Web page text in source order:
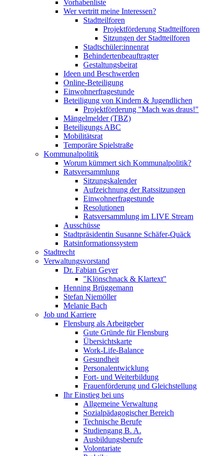
Vorhabenliste
Wer vertritt meine Interessen?
Stadtteilforen
Projektförderung Stadtteilforen
Sitzungen der Stadtteilforen
Stadtschüler:innenrat
Behindertenbeauftragter
Gestaltungsbeirat
Ideen und Beschwerden
Online-Beteiligung
Einwohnerfragestunde
Beteiligung von Kindern & Jugendlichen
Projektförderung "Mach was draus!"
Mängelmelder (TBZ)
Beteiligungs ABC
Mobilitätsrat
Temporäre Spielstraße
Kommunalpolitik
Worum kümmert sich Kommunalpolitik?
Ratsversammlung
Sitzungskalender
Aufzeichnung der Ratssitzungen
Einwohnerfragestunde
Resolutionen
Ratsversammlung im LIVE Stream
Ausschüsse
Stadtpräsidentin Susanne Schäfer-Quäck
Ratsinformationssystem
Stadtrecht
Verwaltungsvorstand
Dr. Fabian Geyer
"Klönschnack & Klartext"
Henning Brüggemann
Stefan Niemöller
Melanie Bach
Job und Karriere
Flensburg als Arbeitgeber
Gute Gründe für Flensburg
Übersichtskarte
Work-Life-Balance
Gesundheit
Personalentwicklung
Fort- und Weiterbildung
Frauenförderung und Gleichstellung
Ihr Einstieg bei uns
Allgemeine Verwaltung
Sozialpädagogischer Bereich
Technische Berufe
Studiengang B. A.
Ausbildungsberufe
Volontariate